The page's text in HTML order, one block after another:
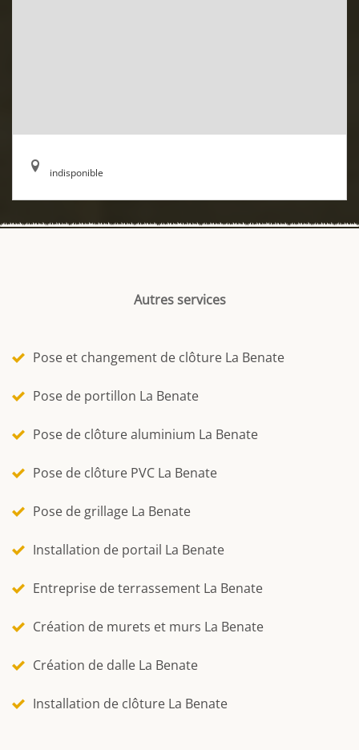
indisponible
Autres services
Pose et changement de clôture La Benate
Pose de portillon La Benate
Pose de clôture aluminium La Benate
Pose de clôture PVC La Benate
Pose de grillage La Benate
Installation de portail La Benate
Entreprise de terrassement La Benate
Création de murets et murs La Benate
Création de dalle La Benate
Installation de clôture La Benate